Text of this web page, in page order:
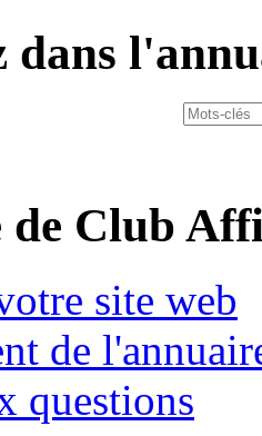
dans
Club
site web
de
questions